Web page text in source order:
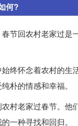
何?
节回农村老家过
终怀念着农村的生
朴的情感和幸福。
村老家过春节。
一种寻找和回归。